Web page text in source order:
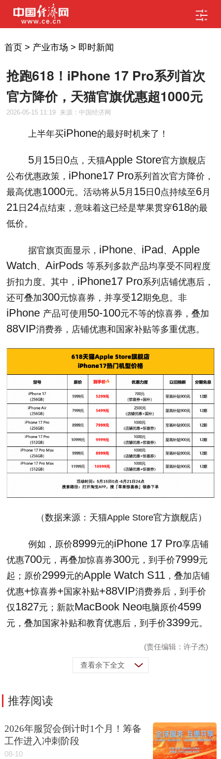
首页> 产业市场 > 即时新闻
抢跑618！iPhone 17 Pro系列首次
官方降价，天猫官旗优惠超1000元
2026-05-15 11:19 来源：中国经济网
上半年买iPhone的最好时机来了！
5月 15日 0点，天猫Apple Store官方旗舰店
公布优惠政策， iPhone17 Pro系列首次官方降价，
最高优惠1000元。活动将从5月 15 日0点持续至6月
21 日 24点结束，意味着这已经是苹果贯穿618的最
低价。
据官旗页面显示， iPhone、 iPad、 Apple
Watch、AirPods等系列多款产品均享受不同程度
折扣力度。其中， iPhone17 Pro系列店铺优惠后，
还可叠加300元惊喜券，并享受12期免息。非
iPhone 产品可使用 50-100元不等的惊喜券，叠加
88VIP消费券，店铺优惠和国家补贴等多重优惠。
（数据来源：天猫Apple Store官方旗舰店）
例如，原价8999元的iPhone 17 Pro享店铺
优惠700元，再叠加惊喜券300元，到手价7999元
起；原价2999元的Apple Watch S11 ，叠加店铺
优惠+惊喜券+国家补贴+88VIP消费券后，到手价
仅1827元；新款MacBook Neo电脑原价4599
元，叠加国家补贴和教育优惠后，到手价3399元。
(责任编辑：许子杰)
查看余下全文
推荐阅读
2026年服贸会倒计时1个月！筹备
工作进入冲刺阶段
08-10